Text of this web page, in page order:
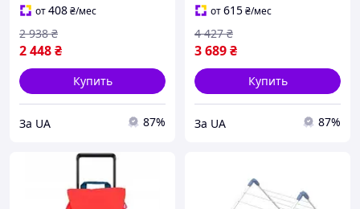
от408₴/мес
2 448₴
2 938 ₴
Купить
За UA 87%
от615₴/мес
3 689₴
4 427 ₴
Купить
За UA 87%